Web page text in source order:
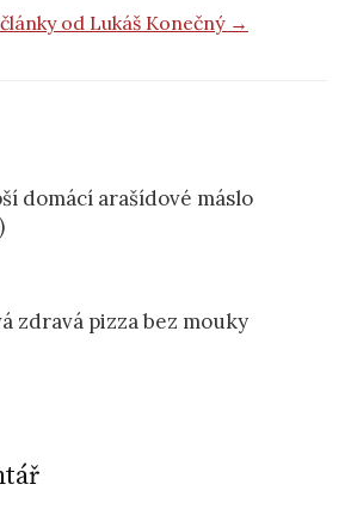
od Lukáš Konečný →
domácí arašídové máslo
zdravá pizza bez mouky